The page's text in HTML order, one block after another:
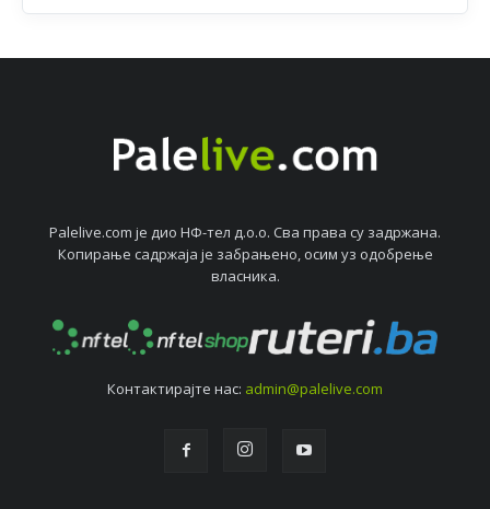
Palelive.com јe дио НФ-тeл д.о.о. Сва права су задржана.
Копирањe садржаја јe забрањeно, осим уз одобрeњe
власника.
Контактирајтe нас: admin@palelive.com